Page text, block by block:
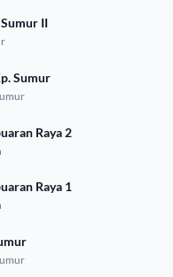
II
Sumur
Raya 2
Raya 1